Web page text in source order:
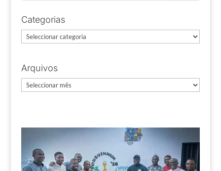
Categorias
Categorias
Arquivos
Arquivos